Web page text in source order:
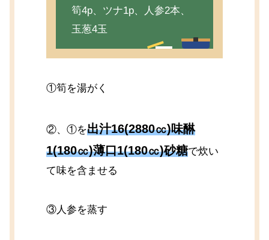
筍4p、ツナ1p、人参2本、
玉葱4玉
①筍を湯がく
②、①を出汁16(2880㏄)味醂
1(180㏄)薄口1(180㏄)砂糖で炊い
て味を含ませる
③人参を蒸す